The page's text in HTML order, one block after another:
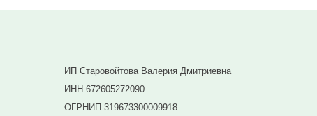
ИП Старовойтова Валерия Дмитриевна
ИНН 672605272090
ОГРНИП 319673300009918